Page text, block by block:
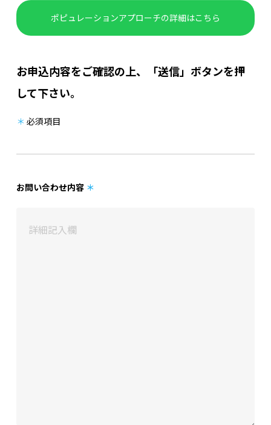
ポピュレーションアプローチの詳細はこちら
お申込内容をご確認の上、「送信」ボタンを押
して下さい。
＊ 必須項目
お問い合わせ内容 ＊